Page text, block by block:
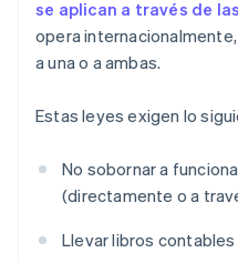
se aplican a través de
opera
a una o a ambas.
Estas leyes exigen lo
No sobornar a
(directamente o a
Llevar libros